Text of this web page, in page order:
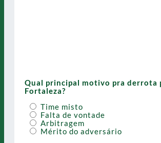
Qual principal motivo pra derrota
Fortaleza?
Time misto
Falta de vontade
Arbitragem
Mérito do adversário